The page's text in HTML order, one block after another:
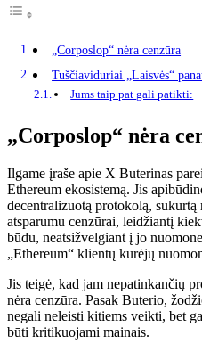
„Corposlop“ nėra cenzūra
Tuščiaviduriai „Laisvės“
Jums taip pat gali patikti:
„Corposlop“ nėra
Ilgame įraše apie X Buterinas
Ethereum ekosistemą. Jis
decentralizuotą protokolą,
atsparumu cenzūrai, leidžiantį
būdu, neatsižvelgiant į jo
„Ethereum“ klientų kūrėjų
Jis teigė, kad jam nepatinkančių
nėra cenzūra. Pasak Buterio,
negali neleisti kitiems veikti, bet
būti kritikuojami mainais.